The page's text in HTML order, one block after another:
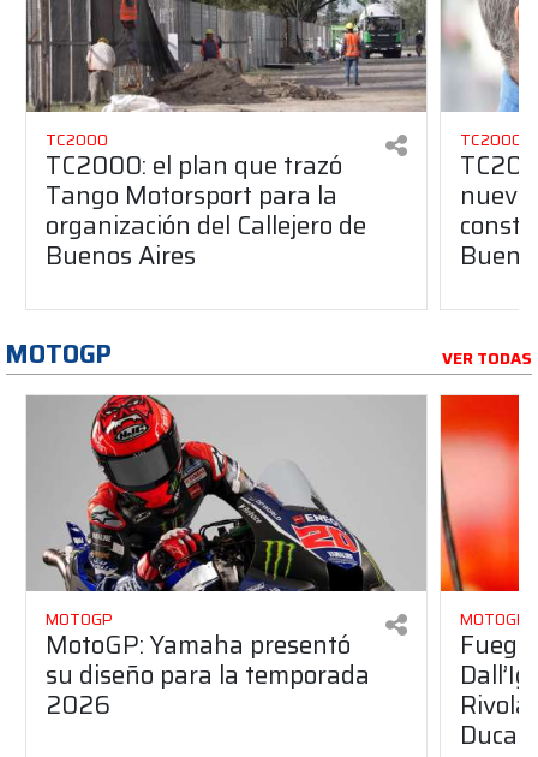
TC2000
TC2000: el plan que trazó
Tango Motorsport para la
organización del Callejero de
Buenos Aires
TC2000
MOTOGP VER TODAS
MOTOGP
MotoGP: Yamaha presentó
su diseño para la temporada
2026
MOTOGP
Ducati